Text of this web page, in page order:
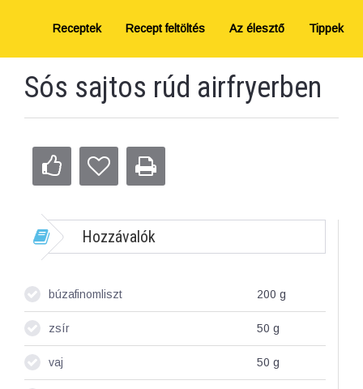
Receptek Recept feltöltés Az élesztő Tippek
Sós sajtos rúd airfryerben
Hozzávalók
búzafinomliszt 200 g
zsír 50 g
vaj 50 g